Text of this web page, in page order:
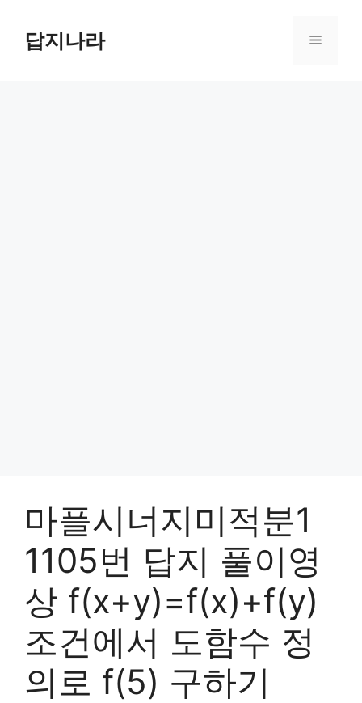
답지나라 메
마플시너지미적분1
1105번 답지 풀이영
상 f(x+y)=f(x)+f(y)
조건에서 도함수 정
의로 f(5) 구하기